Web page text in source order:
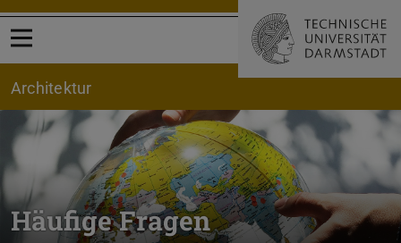
Menü öffnen
Architektur
Häufige Fragen